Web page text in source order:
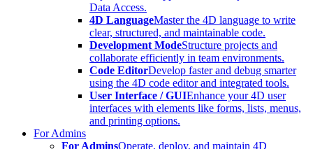
Data Access.
4D LanguageMaster the 4D language to write
clear, structured, and maintainable code.
Development ModeStructure projects and
collaborate efficiently in team environments.
Code EditorDevelop faster and debug smarter
using the 4D code editor and integrated tools.
User Interface / GUIEnhance your 4D user
interfaces with elements like forms, lists, menus,
and printing options.
For Admins
For AdminsOperate, deploy, and maintain 4D